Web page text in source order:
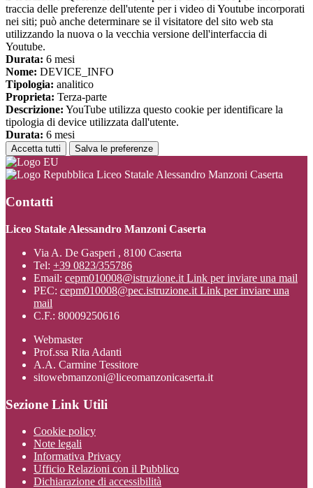
traccia delle preferenze dell'utente per i video di Youtube incorporati
nei siti; può anche determinare se il visitatore del sito web sta
utilizzando la nuova o la vecchia versione dell'interfaccia di
Youtube.
Durata: 6 mesi
Nome: DEVICE_INFO
Tipologia: analitico
Proprieta: Terza-parte
Descrizione: YouTube utilizza questo cookie per identificare la
tipologia di device utilizzata dall'utente.
Durata: 6 mesi
Accetta tutti Salva le preferenze
Liceo Statale Alessandro Manzoni Caserta
Contatti
Liceo Statale Alessandro Manzoni Caserta
Via A. De Gasperi , 8100 Caserta
Tel: +39 0823/355786
Email: cepm010008@istruzione.it Link per inviare una mail
PEC: cepm010008@pec.istruzione.it Link per inviare una
mail
C.F.: 80009250616
Webmaster
Prof.ssa Rita Adanti
A.A. Carmine Tessitore
sitowebmanzoni@liceomanzonicaserta.it
Sezione Link Utili
Cookie policy
Note legali
Informativa Privacy
Ufficio Relazioni con il Pubblico
Dichiarazione di accessibilità